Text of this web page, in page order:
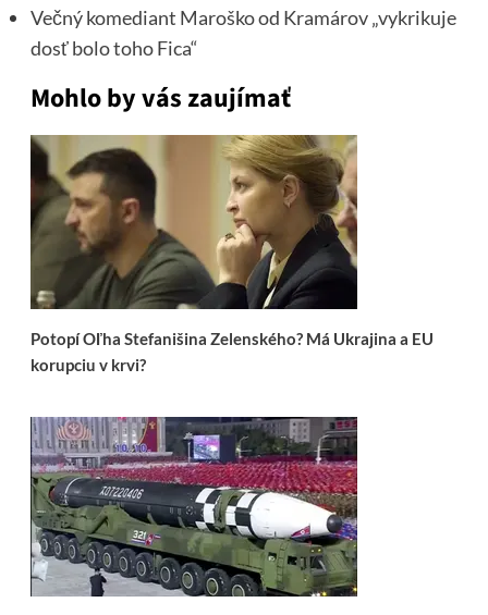
Večný komediant Maroško od Kramárov „vykrikuje
dosť bolo toho Fica“
Mohlo by vás zaujímať
Potopí Oľha Stefanišina Zelenského? Má Ukrajina a EU
korupciu v krvi?